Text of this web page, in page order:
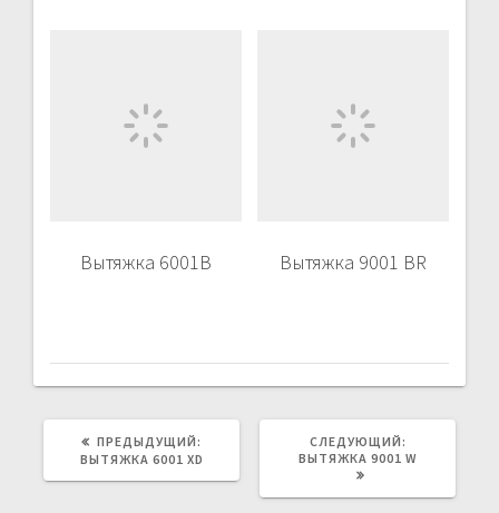
Вытяжка 6001B Вытяжка 9001 BR
ПРЕДЫДУЩИЙ:
ВЫТЯЖКА 6001 XD
СЛЕДУЮЩИЙ:
ЗАПИСЬ:
ВЫТЯЖКА 9001 W